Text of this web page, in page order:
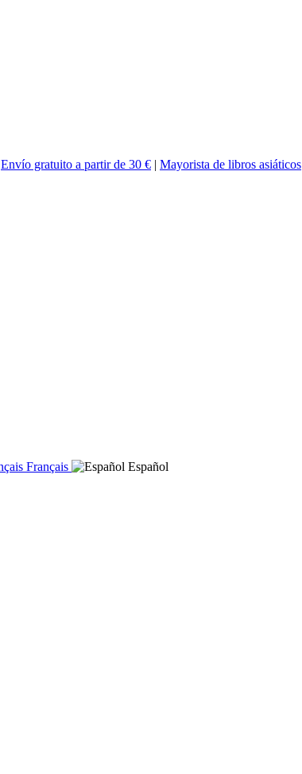
Envío gratuito a partir de 30 € | Mayorista de libros asiáticos
Français Español